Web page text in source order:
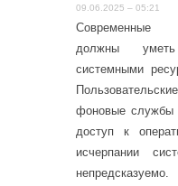
09.06.2025 – 05:21
Современные
должны
системными
фоновые службы
доступ к
исчерпании